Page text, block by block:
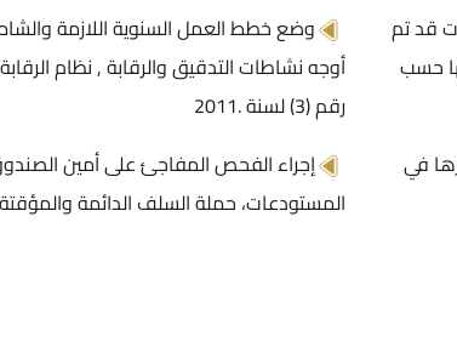
وضع خطط العمل السنوية اللازمة والشاملة لكافة
أوجه نشاطات التدقيق والرقابة , نظام الرقابة الداخلية
إجراء الفحص المفاجئ على أمين الصندوق،
المستودعات، حملة السلف الدائمة والمؤقتة .